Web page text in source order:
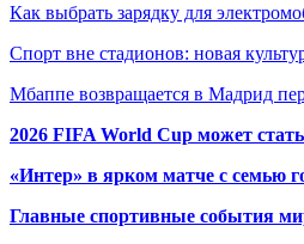
Как выбрать зарядку для
Спорт вне стадионов: новая
Мбаппе возвращается в Мадрид
2026 FIFA World Cup может
«Интер» в ярком матче с семью
Главные спортивные события